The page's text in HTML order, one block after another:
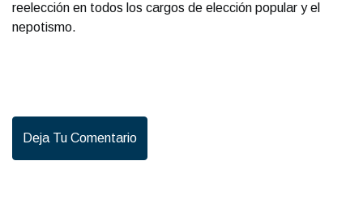
reelección en todos los cargos de elección popular y el
nepotismo.
Deja Tu Comentario